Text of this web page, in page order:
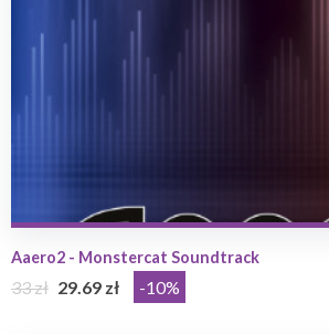
Aaero2 - Monstercat Soundtrack
33 zł 29.69 zł -10%